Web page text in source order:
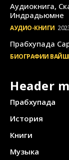
Аудиокнига,
Индрадьюмне
АУДИО-КНИГИ
Прабхупада
БИОГРАФИИ
Header
Прабхупада
История
Книги
Музыка